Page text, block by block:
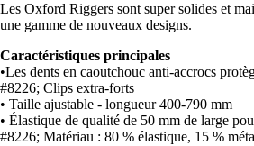
Les Oxford Riggers sont super solides et
une gamme de nouveaux designs.
Caractéristiques principales
•Les dents en caoutchouc anti-accrocs
#8226; Clips extra-forts
• Taille ajustable - longueur 400-790 mm
• Élastique de qualité de 50 mm de large
#8226; Matériau : 80 % élastique, 15 %